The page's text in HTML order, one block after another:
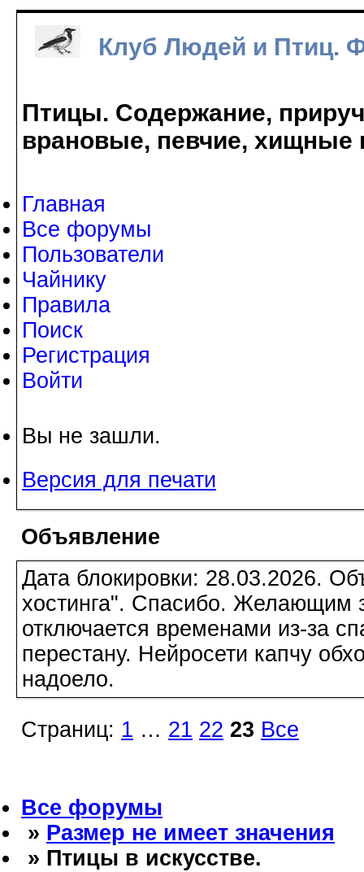
Клуб Людей и Птиц.
Птицы. Содержание,
врановые, певчие, хищные
Главная
Все форумы
Пользователи
Чайнику
Правила
Поиск
Регистрация
Войти
Вы не зашли.
Версия для печати
Объявление
Дата блокировки: 28.03.2026.
хостинга". Спасибо. Желающим
отключается временами из-за
перестану. Нейросети капчу
надоело.
Страниц: 1 … 21 22 23 Все
Все форумы
» Размер не имеет значения
» Птицы в искусстве.